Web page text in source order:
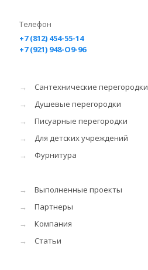
Телефон
+7 (812) 454-55-14
+7 (921) 948-O9-96
→
Сантехнические перегородки
→
Душевые перегородки
→
Писуарные перегородки
→
Для детских учреждений
→
Фурнитура
→
Выполненные проекты
→
Партнеры
→
Компания
→
Статьи